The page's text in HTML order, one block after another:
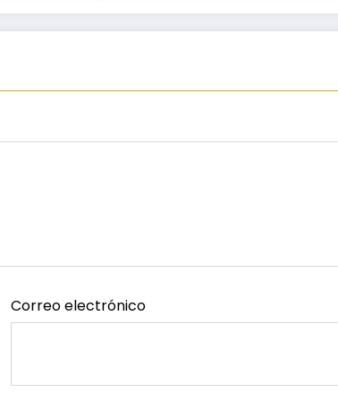
Correo electrónico